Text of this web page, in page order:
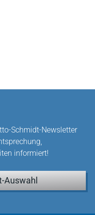
Schmidt-Newsletter
informiert!
Auswahl